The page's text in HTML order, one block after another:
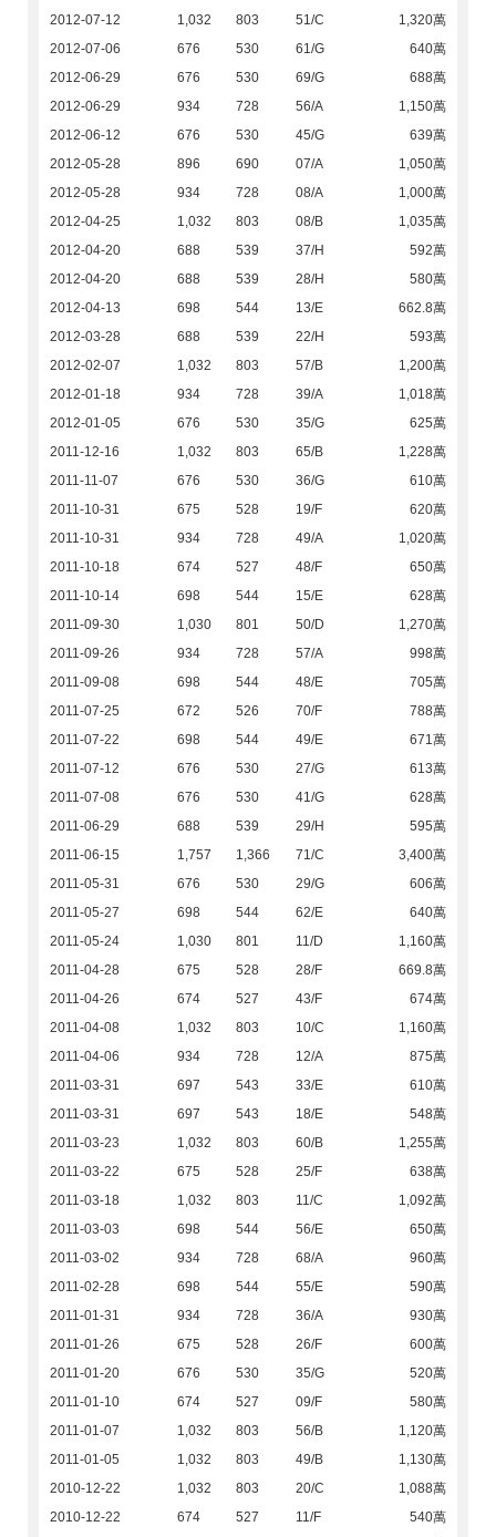
2012-07-12
1,032 803 51/C
1,320萬
2012-07-06
676 530 61/G
640萬
2012-06-29
676 530 69/G
688萬
2012-06-29
934 728 56/A
1,150萬
2012-06-12
676 530 45/G
639萬
2012-05-28
896 690 07/A
1,050萬
2012-05-28
934 728 08/A
1,000萬
2012-04-25
1,032 803 08/B
1,035萬
2012-04-20
688 539 37/H
592萬
2012-04-20
688 539 28/H
580萬
2012-04-13
698 544 13/E
662.8萬
2012-03-28
688 539 22/H
593萬
2012-02-07
1,032 803 57/B
1,200萬
2012-01-18
934 728 39/A
1,018萬
2012-01-05
676 530 35/G
625萬
2011-12-16
1,032 803 65/B
1,228萬
2011-11-07
676 530 36/G
610萬
2011-10-31
675 528 19/F
620萬
2011-10-31
934 728 49/A
1,020萬
2011-10-18
674 527 48/F
650萬
2011-10-14
698 544 15/E
628萬
2011-09-30
1,030 801 50/D
1,270萬
2011-09-26
934 728 57/A
998萬
2011-09-08
698 544 48/E
705萬
2011-07-25
672 526 70/F
788萬
2011-07-22
698 544 49/E
671萬
2011-07-12
676 530 27/G
613萬
2011-07-08
676 530 41/G
628萬
2011-06-29
688 539 29/H
595萬
2011-06-15
1,757 1,366 71/C
3,400萬
2011-05-31
676 530 29/G
606萬
2011-05-27
698 544 62/E
640萬
2011-05-24
1,030 801 11/D
1,160萬
2011-04-28
675 528 28/F
669.8萬
2011-04-26
674 527 43/F
674萬
2011-04-08
1,032 803 10/C
1,160萬
2011-04-06
934 728 12/A
875萬
2011-03-31
697 543 33/E
610萬
2011-03-31
697 543 18/E
548萬
2011-03-23
1,032 803 60/B
1,255萬
2011-03-22
675 528 25/F
638萬
2011-03-18
1,032 803 11/C
1,092萬
2011-03-03
698 544 56/E
650萬
2011-03-02
934 728 68/A
960萬
2011-02-28
698 544 55/E
590萬
2011-01-31
934 728 36/A
930萬
2011-01-26
675 528 26/F
600萬
2011-01-20
676 530 35/G
520萬
2011-01-10
674 527 09/F
580萬
2011-01-07
1,032 803 56/B
1,120萬
2011-01-05
1,032 803 49/B
1,130萬
2010-12-22
1,032 803 20/C
1,088萬
2010-12-22
674 527 11/F
540萬